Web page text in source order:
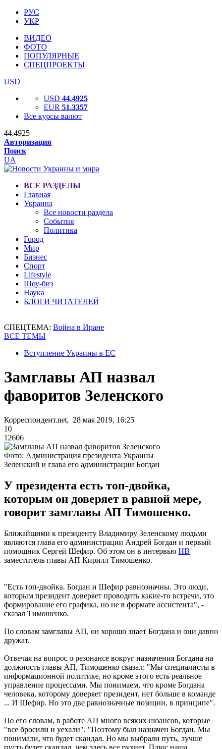
РУС
УКР
ВИДЕО
ФОТО
ПОПУЛЯРНЫЕ
СПЕЦПРОЕКТЫ
USD
USD 44.4925
EUR 51.3357
Все курсы валют
44.4925
Авторизация
Поиск
UA
ВСЕ РАЗДЕЛЫ
Главная
Украина
Все новости раздела
События
Политика
Город
Мир
Бизнес
Спорт
Lifestyle
Шоу-биз
Наука
БЛОГИ ЧИТАТЕЛЕЙ
СПЕЦТЕМА: Война в Иране
ВСЕ ТЕМЫ
Вступление Украины в ЕС
Замглавы АП назвал
фаворитов Зеленского
Корреспондент.net, 28 мая 2019, 16:25
10
12606
Фото: Администрация президента Украины
Зеленский и глава его администрации Богдан
У президента есть топ-двойка,
которым он доверяет в равной мере,
говорит замглавы АП Тимошенко.
Ближайшими к президенту Владимиру Зеленскому людьми
являются глава его администрации Андрей Богдан и первый
помощник Сергей Шефир. Об этом он в интервью НВ
заместитель главы АП Кирилл Тимошенко.
"Есть топ-двойка. Богдан и Шефир равнозначны. Это люди,
которым президент доверяет проводить какие-то встречи, это
формирование его графика, но не в формате ассистента", -
сказал Тимошенко.
По словам замглавы АП, он хорошо знает Богдана и они давно
дружат.
Отвечая на вопрос о резонансе вокруг назначения Богдана на
должность главы АП, Тимошенко сказал: "Мы специалисты в
информационной политике, но кроме этого есть реальное
управление процессами. Мы понимаем, что кроме Богдана
человека, которому доверяет президент, нет больше в команде
... И Шефир. Но это две равнозначные позиции, в принципе".
По его словам, в работе АП много всяких нюансов, которые
"все бросили и уехали". "Поэтому был назначен Богдан. Мы
понимали, что будет скандал. Но мы выбрали путь, лучше
пусть будет скандал, чем здесь все рухнет. Плюс наша